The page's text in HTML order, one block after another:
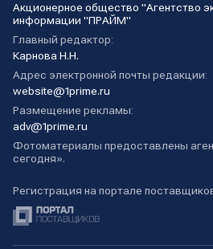
Акционерное общество "Агентство
информации "ПРАЙМ"
Главный редактор:
Карнова Н.Н.
Адрес электронной почты редакции:
website@1prime.ru
Размещение рекламы:
adv@1prime.ru
Фотоматериалы предоставлены
сегодня».
Регистрация на портале